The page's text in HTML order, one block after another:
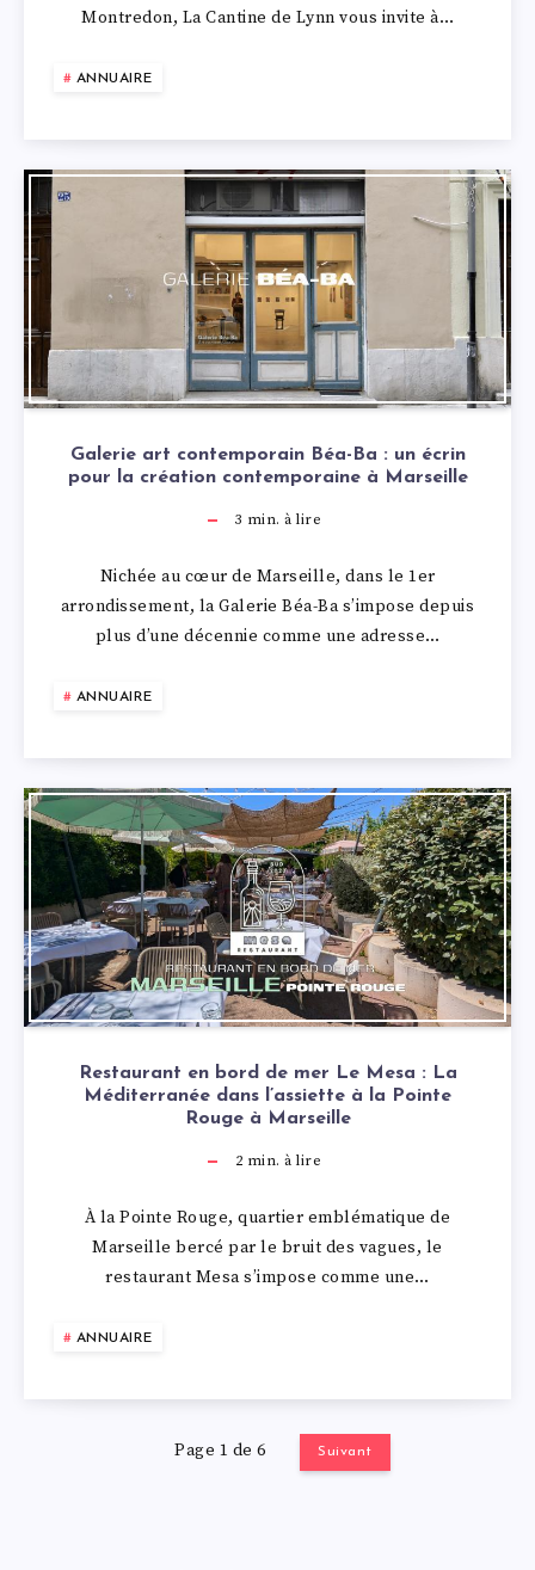
Montredon, La Cantine de Lynn vous invite à…
ANNUAIRE
Galerie art contemporain Béa-Ba : un écrin
pour la création contemporaine à Marseille
3 min. à lire
Nichée au cœur de Marseille, dans le 1er
arrondissement, la Galerie Béa-Ba s’impose depuis
plus d’une décennie comme une adresse…
ANNUAIRE
Restaurant en bord de mer Le Mesa : La
Méditerranée dans l’assiette à la Pointe
Rouge à Marseille
2 min. à lire
À la Pointe Rouge, quartier emblématique de
Marseille bercé par le bruit des vagues, le
restaurant Mesa s’impose comme une…
ANNUAIRE
Page 1 de 6 Suivant